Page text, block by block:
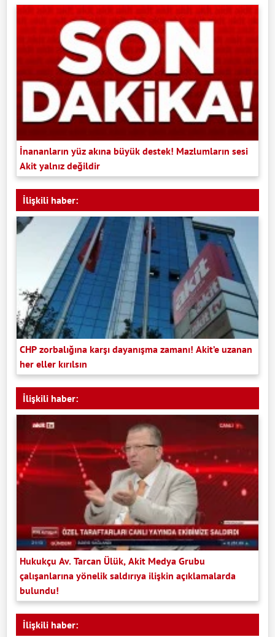
İnananların yüz akına büyük destek! Mazlumların sesi
Akit yalnız değildir
İlişkili haber:
CHP zorbalığına karşı dayanışma zamanı! Akit’e uzanan
her eller kırılsın
İlişkili haber:
Hukukçu Av. Tarcan Ülük, Akit Medya Grubu
çalışanlarına yönelik saldırıya ilişkin açıklamalarda
bulundu!
İlişkili haber: